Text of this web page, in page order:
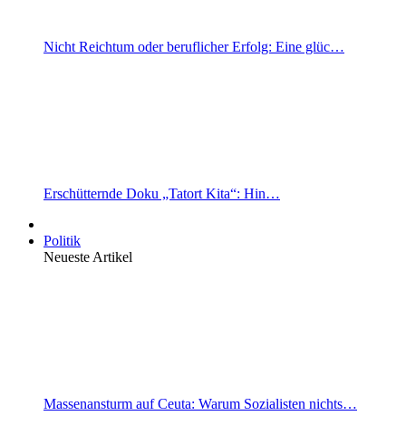
Nicht Reichtum oder beruflicher Erfolg: Eine glüc…
Erschütternde Doku „Tatort Kita“: Hin…
Politik
Neueste Artikel
Massenansturm auf Ceuta: Warum Sozialisten nichts…